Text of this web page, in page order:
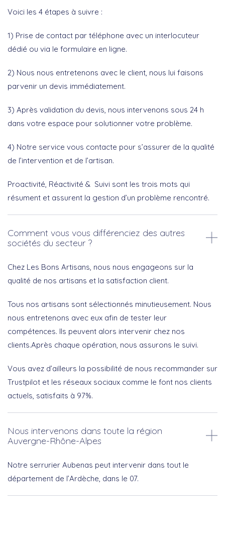
Voici les 4 étapes à suivre :
1) Prise de contact par téléphone avec un interlocuteur
dédié ou via le formulaire en ligne.
2) Nous nous entretenons avec le client, nous lui faisons
parvenir un devis immédiatement.
3) Après validation du devis, nous intervenons sous 24 h
dans votre espace pour solutionner votre problème.
4) Notre service vous contacte pour s’assurer de la qualité
de l’intervention et de l’artisan.
Proactivité, Réactivité & Suivi sont les trois mots qui
résument et assurent la gestion d’un problème rencontré.
Comment vous vous différenciez des autres
sociétés du secteur ?
Chez Les Bons Artisans, nous nous engageons sur la
qualité de nos artisans et la satisfaction client.
Tous nos artisans sont sélectionnés minutieusement. Nous
nous entretenons avec eux afin de tester leur
compétences. Ils peuvent alors intervenir chez nos
clients.Après chaque opération, nous assurons le suivi.
Vous avez d’ailleurs la possibilité de nous recommander sur
Trustpilot et les réseaux sociaux comme le font nos clients
actuels, satisfaits à 97%.
Nous intervenons dans toute la région
Auvergne-Rhône-Alpes
Notre serrurier Aubenas peut intervenir dans tout le
département de l’Ardèche, dans le 07.